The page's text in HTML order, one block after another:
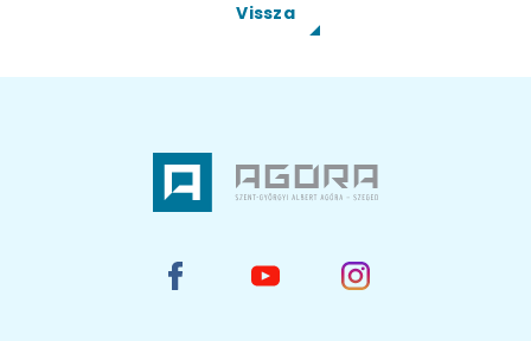
Vissza